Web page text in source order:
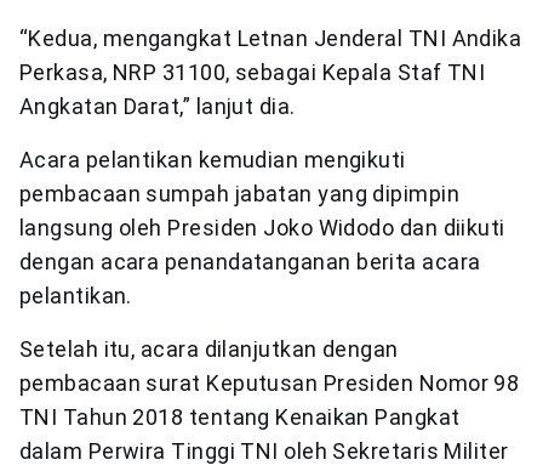
“Kedua, mengangkat Letnan Jenderal TNI Andika
Perkasa, NRP 31100, sebagai Kepala Staf TNI
Angkatan Darat,” lanjut dia.
Acara pelantikan kemudian mengikuti
pembacaan sumpah jabatan yang dipimpin
langsung oleh Presiden Joko Widodo dan diikuti
dengan acara penandatanganan berita acara
pelantikan.
Setelah itu, acara dilanjutkan dengan
pembacaan surat Keputusan Presiden Nomor 98
TNI Tahun 2018 tentang Kenaikan Pangkat
dalam Perwira Tinggi TNI oleh Sekretaris Militer